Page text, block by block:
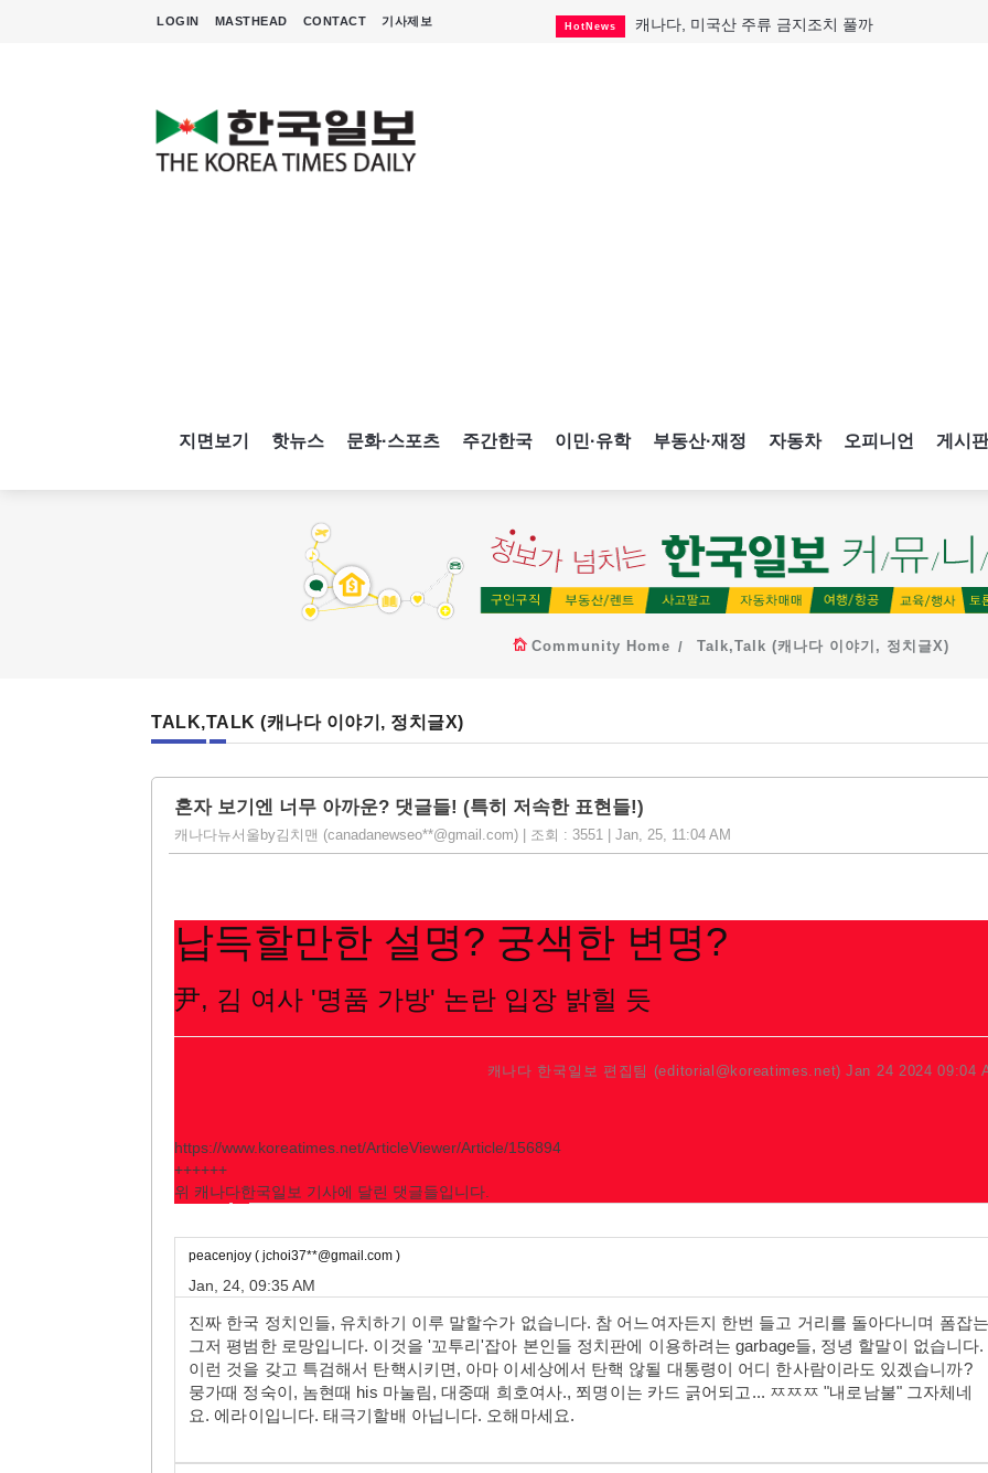
LOGIN MASTHEAD CONTACT 기사제보 HotNews 캐나다, 미국산 주류 금지조치 풀까
지면보기 핫뉴스 문화·스포츠 주간한국 이민·유학 부동산·재정 자동차 오피니언 게시판
Community Home Talk,Talk (캐나다 이야기, 정치글X)
TALK,TALK (캐나다 이야기, 정치글X)
혼자 보기엔 너무 아까운? 댓글들! (특히 저속한 표현들!)
캐나다뉴서울by김치맨 (canadanewseo**@gmail.com) | 조회 : 3551 | Jan, 25, 11:04 AM
납득할만한 설명? 궁색한 변명?
尹, 김 여사 '명품 가방' 논란 입장 밝힐 듯
캐나다 한국일보 편집팀 (editorial@koreatimes.net) Jan 24 2024 09:04
https://www.koreatimes.net/ArticleViewer/Article/156894
++++++
위 캐나다한국일보 기사에 달린 댓글들입니다.
peacenjoy ( jchoi37**@gmail.com )
Jan, 24, 09:35 AM
진짜 한국 정치인들, 유치하기 이루 말할수가 없습니다. 참 어느여자든지 한번 들고 거리를 돌아다니며 폼잡는
그저 평범한 로망입니다. 이것을 '꼬투리'잡아 본인들 정치판에 이용하려는 garbage들, 정녕 할말이 없습니다.
이런 것을 갖고 특검해서 탄핵시키면, 아마 이세상에서 탄핵 않될 대통령이 어디 한사람이라도 있겠습니까?
뭉가때 정숙이, 놈현때 his 마눌림, 대중때 희호여사., 쬐명이는 카드 긁어되고... ㅉㅉㅉ "내로남불" 그자체네
요. 에라이입니다. 태극기할배 아닙니다. 오해마세요.